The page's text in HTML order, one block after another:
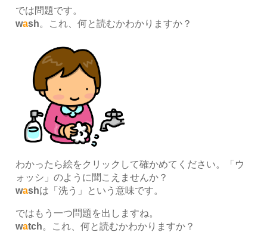
では問題です。
wash。これ、何と読むかわかりますか？
わかったら絵をクリックして確かめてください。「ウ
ォッシ」のように聞こえませんか？
washは「洗う」という意味です。
ではもう一つ問題を出しますね。
watch。これ、何と読むかわかりますか？